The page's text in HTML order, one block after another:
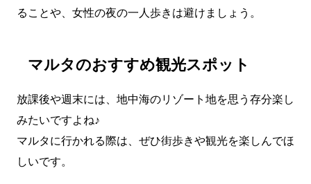
ることや、女性の夜の一人歩きは避けましょう。
マルタのおすすめ観光スポット
放課後や週末には、地中海のリゾート地を思う存分楽し
みたいですよね♪
マルタに行かれる際は、ぜひ街歩きや観光を楽しんでほ
しいです。